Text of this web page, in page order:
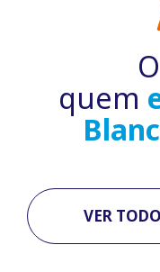
quem
VER